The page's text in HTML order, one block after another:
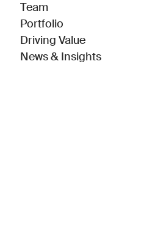
opens in new window)
Team
Portfolio
Driving Value
News & Insights